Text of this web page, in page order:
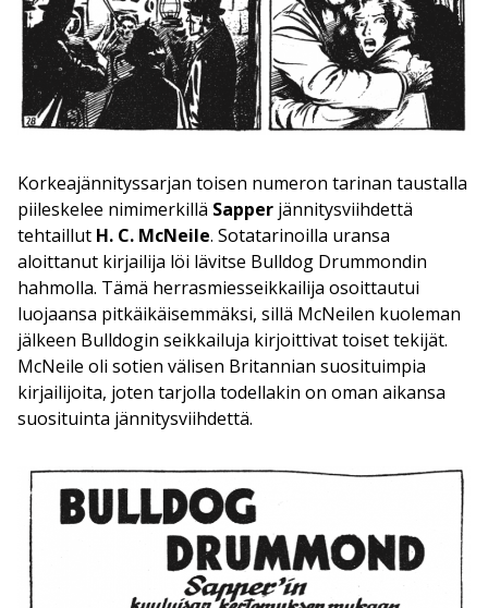
Korkeajännityssarjan toisen numeron tarinan taustalla
piileskelee nimimerkillä Sapper jännitysviihdettä
tehtaillut H. C. McNeile. Sotatarinoilla uransa
aloittanut kirjailija löi lävitse Bulldog Drummondin
hahmolla. Tämä herrasmiesseikkailija osoittautui
luojaansa pitkäikäisemmäksi, sillä McNeilen kuoleman
jälkeen Bulldogin seikkailuja kirjoittivat toiset tekijät.
McNeile oli sotien välisen Britannian suosituimpia
kirjailijoita, joten tarjolla todellakin on oman aikansa
suosituinta jännitysviihdettä.